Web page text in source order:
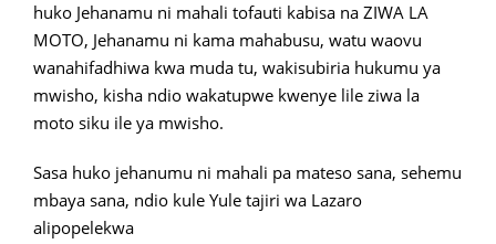
huko Jehanamu ni mahali tofauti kabisa na ZIWA LA
MOTO, Jehanamu ni kama mahabusu, watu waovu
wanahifadhiwa kwa muda tu, wakisubiria hukumu ya
mwisho, kisha ndio wakatupwe kwenye lile ziwa la
moto siku ile ya mwisho.
Sasa huko jehanumu ni mahali pa mateso sana, sehemu
mbaya sana, ndio kule Yule tajiri wa Lazaro
alipopelekwa